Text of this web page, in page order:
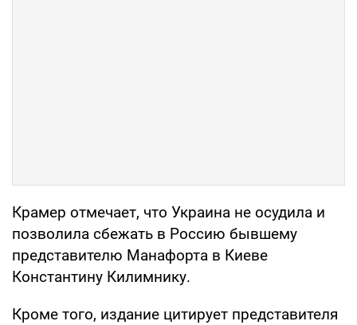
Крамер отмечает, что Украина не осудила и
позволила сбежать в Россию бывшему
представителю Манафорта в Киеве
Константину Килимнику.
Кроме того, издание цитирует представителя